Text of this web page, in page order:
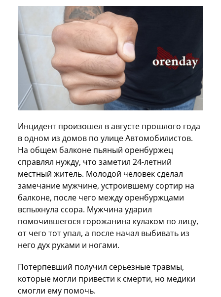
Инцидент произошел в августе прошлого года
в одном из домов по улице Автомобилистов.
На общем балконе пьяный оренбуржец
справлял нужду, что заметил 24-летний
местный житель. Молодой человек сделал
замечание мужчине, устроившему сортир на
балконе, после чего между оренбуржцами
вспыхнула ссора. Мужчина ударил
помочившегося горожанина кулаком по лицу,
от чего тот упал, а после начал выбивать из
него дух руками и ногами.
Потерпевший получил серьезные травмы,
которые могли привести к смерти, но медики
смогли ему помочь.